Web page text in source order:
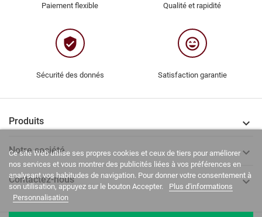
Paiement flexible Qualité et rapidité
verified_user
Sécurité des donnés
sentiment_very_satisfied
Satisfaction garantie
Produits 
Notre société 
Contactez-nous 
Ce site Web utilise ses propres cookies et ceux de tiers pour améliorer
nos services et vous montrer des publicités liées à vos préférences en
analysant vos habitudes de navigation. Pour donner votre consentement à
son utilisation, appuyez sur le bouton Accepter.
Plus d'informations
Personnalisation